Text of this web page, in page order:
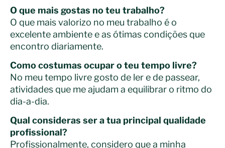
O que mais gostas no teu trabalho?
O que mais valorizo no meu trabalho é o
excelente ambiente e as ótimas condições que
encontro diariamente.
Como costumas ocupar o teu tempo livre?
No meu tempo livre gosto de ler e de passear,
atividades que me ajudam a equilibrar o ritmo do
dia-a-dia.
Qual consideras ser a tua principal qualidade
profissional?
Profissionalmente, considero que a minha